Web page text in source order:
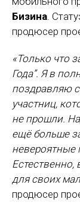
Бизина.
продюсер
«Только что
Года”. Я в
поздравляю
участниц,
не прошли.
ещё больше
невероятные
для своих
продюсер